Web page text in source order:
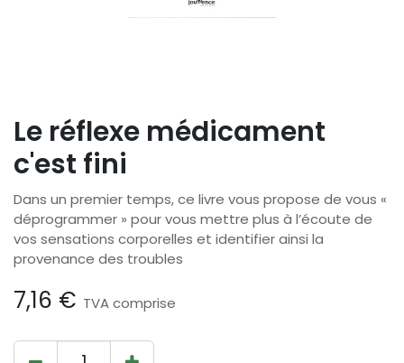
Le réflexe médicament
c'est fini
Dans un premier temps, ce livre vous propose de vous «
déprogrammer » pour vous mettre plus à l’écoute de
vos sensations corporelles et identifier ainsi la
provenance des troubles
7,16 € TVA comprise